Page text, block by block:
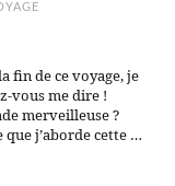
fin de ce voyage, je
vous me dire !
merveilleuse ?
que j’aborde cette …